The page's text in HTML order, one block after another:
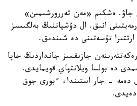
جاۋ. ەشكىم «مەن تەررورشىمىن»
انىق. ال دۇشپاننىڭ بەلگىسىز
تۇسەتىنى دە شىندىق.
جازىقسىز جانداردىڭ جاپا
دە بولسا ويلانتپاي قويمايدى.
دەمە - جار استىندا، ءبورى جوق